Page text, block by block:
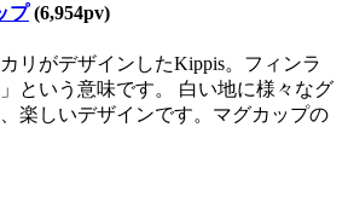
プ(6,954pv)
リがデザインしたKippis。フィンラ
という意味です。 白い地に様々なグ
楽しいデザインです。マグカップの